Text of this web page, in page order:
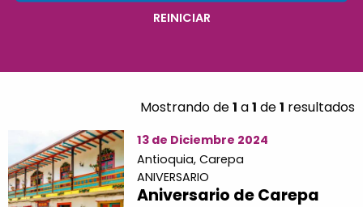
Mostrando de1 a1 de1 resultados
13 de Diciembre 2024
Antioquia, Carepa
ANIVERSARIO
Aniversario de Carepa